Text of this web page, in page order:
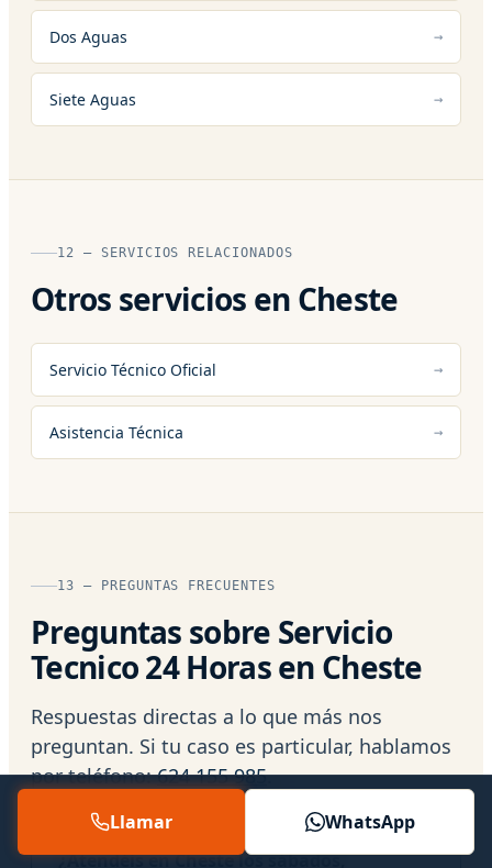
Dos Aguas
Siete Aguas
12 — SERVICIOS RELACIONADOS
Otros servicios en Cheste
Servicio Técnico Oficial
Asistencia Técnica
13 — PREGUNTAS FRECUENTES
Preguntas sobre Servicio
Tecnico 24 Horas en Cheste
Respuestas directas a lo que más nos
preguntan. Si tu caso es particular, hablamos
por teléfono:624 155 985.
¿Atendéis en Cheste los sábados,
Llamar WhatsApp